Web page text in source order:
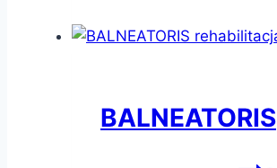
BALNEATORIS